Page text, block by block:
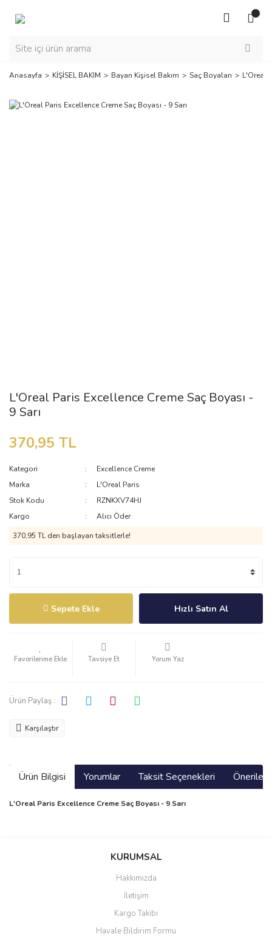
Anasayfa KİŞİSEL BAKIM Bayan Kişisel Bakım Saç Boyaları L'Oreal
L'Oreal Paris Excellence Creme Saç Boyası -
9 Sarı
370,95 TL
Kategori
Excellence Creme
Marka
L'Oreal Paris
Stok Kodu
RZNKXV74HJ
Kargo
Alıcı Öder
370,95 TL den başlayan taksitlerle!
Sepete Ekle Hızlı Satın Al
Tavsiye Et Yorum Yaz
Ürün Paylaş :
Karşılaştır
Ürün Bilgisi Yorumlar Taksit Seçenekleri
L'Oreal Paris Excellence Creme Saç Boyası - 9 Sarı
Bu ürüne ilk yorumu siz yapın!
Yorum Yaz
Ürün resmi kalitesiz, bozuk veya görüntülenemiyor.
Ürün açıklamasında eksik bilgiler bulunuyor.
Ürün bilgilerinde hatalar bulunuyor.
KURUMSAL
Hakkımızda
İletişim
Kargo Takibi
Havale Bildirim Formu